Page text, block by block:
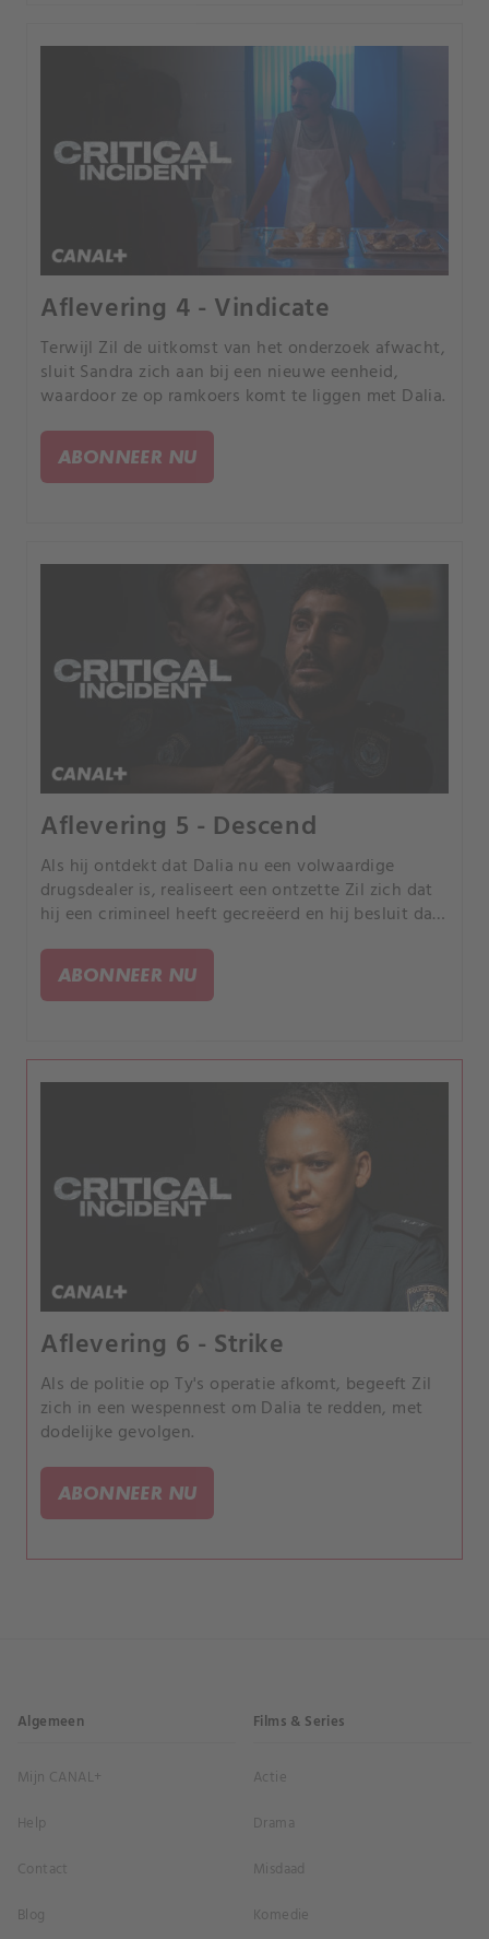
Aflevering 4 - Vindicate
Terwijl Zil de uitkomst van het onderzoek afwacht,
sluit Sandra zich aan bij een nieuwe eenheid,
waardoor ze op ramkoers komt te liggen met Dalia.
ABONNEER NU
Aflevering 5 - Descend
Als hij ontdekt dat Dalia nu een volwaardige
drugsdealer is, realiseert een ontzette Zil zich dat
hij een crimineel heeft gecreëerd en hij besluit dat
ABONNEER NU
Aflevering 6 - Strike
Als de politie op Ty's operatie afkomt, begeeft Zil
zich in een wespennest om Dalia te redden, met
dodelijke gevolgen.
ABONNEER NU
Algemeen
Mijn CANAL+
Help
Contact
Blog
Films & Series
Actie
Drama
Misdaad
Komedie